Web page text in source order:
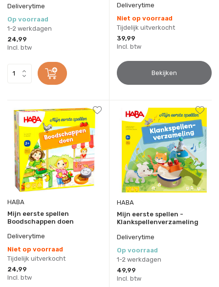
Deliverytime
Op voorraad
1-2 werkdagen
24,99
Incl. btw
Deliverytime
Niet op voorraad
Tijdelijk uitverkocht
39,99
Incl. btw
Bekijken
HABA
Mijn eerste spellen
Boodschappen doen
Deliverytime
Niet op voorraad
Tijdelijk uitverkocht
24,99
Incl. btw
HABA
Mijn eerste spellen -
Klankspellenverzameling
Deliverytime
Op voorraad
1-2 werkdagen
49,99
Incl. btw